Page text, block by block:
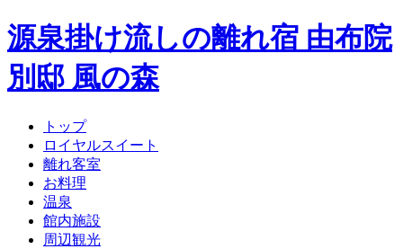
源泉掛け流しの離れ宿 由布院
別邸 風の森
トップ
ロイヤルスイート
離れ客室
お料理
温泉
館内施設
周辺観光